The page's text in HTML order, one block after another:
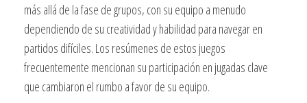
más allá de la fase de grupos, con su equipo a menudo
dependiendo de su creatividad y habilidad para navegar en
partidos difíciles. Los resúmenes de estos juegos
frecuentemente mencionan su participación en jugadas clave
que cambiaron el rumbo a favor de su equipo.